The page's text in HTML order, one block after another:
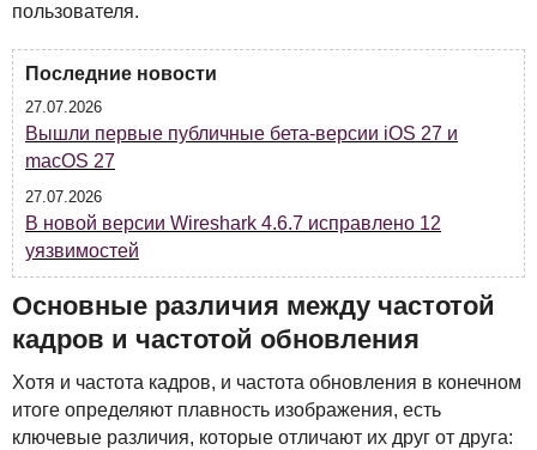
пользователя.
Последние новости
27.07.2026
Вышли первые публичные бета-версии iOS 27 и
macOS 27
27.07.2026
В новой версии Wireshark 4.6.7 исправлено 12
уязвимостей
Основные различия между частотой
кадров и частотой обновления
Хотя и частота кадров, и частота обновления в конечном
итоге определяют плавность изображения, есть
ключевые различия, которые отличают их друг от друга: